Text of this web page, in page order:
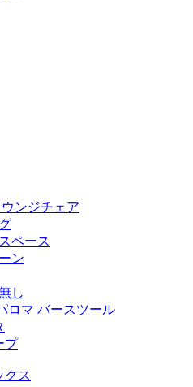
ンジチェア
ペース
ン
し
ロマ バースツール
プ
クス